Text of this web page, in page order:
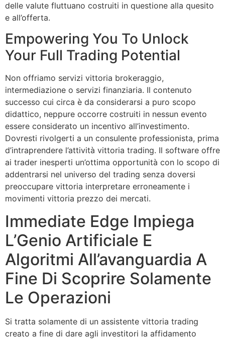
delle valute fluttuano costruiti in questione alla quesito
e all’offerta.
Empowering You To Unlock
Your Full Trading Potential
Non offriamo servizi vittoria brokeraggio,
intermediazione o servizi finanziaria. Il contenuto
successo cui circa è da considerarsi a puro scopo
didattico, neppure occorre costruiti in nessun evento
essere considerato un incentivo all’investimento.
Dovresti rivolgerti a un consulente professionista, prima
d’intraprendere l’attività vittoria trading. Il software offre
ai trader inesperti un’ottima opportunità con lo scopo di
addentrarsi nel universo del trading senza doversi
preoccupare vittoria interpretare erroneamente i
movimenti vittoria prezzo dei mercati.
Immediate Edge Impiega
L’Genio Artificiale E
Algoritmi All’avanguardia A
Fine Di Scoprire Solamente
Le Operazioni
Si tratta solamente di un assistente vittoria trading
creato a fine di dare agli investitori la affidamento